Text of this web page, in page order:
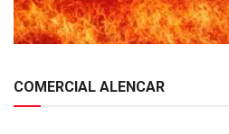
COMERCIAL ALENCAR